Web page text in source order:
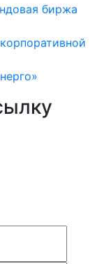
биржа